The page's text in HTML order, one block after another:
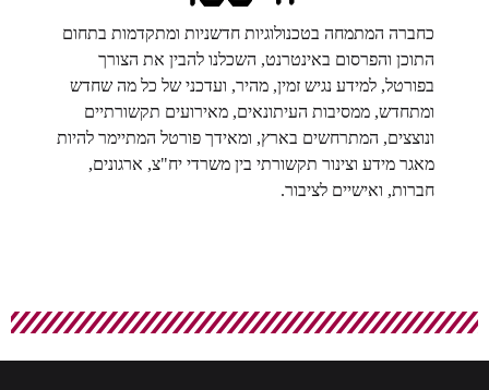
כחברה המתמחה בטכנולוגיות חדשניות ומתקדמות בתחום
התוכן והפרסום באינטרנט, השכלנו להבין את הצורך
בפורטל, למידע נגיש זמין, מהיר, ועדכני של כל מה שחדש
ומתחדש, ממסיבות העיתונאים, מאירועים תקשורתיים
ונוצצים, המתרחשים בארץ, ומאידך פורטל המתיימר להיות
מאגר מידע וצינור תקשורתי בין משרדי יח"צ, ארגונים,
חברות, ואישיים לציבור.